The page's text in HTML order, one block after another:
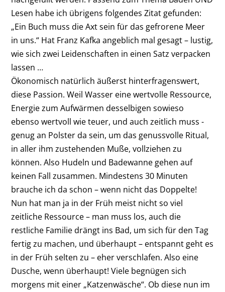
Lesen habe ich ­übrigens folgendes Zitat gefunden:
„Ein Buch muss die Axt sein für das gefrorene Meer
in uns.“ Hat Franz Kafka angeblich mal gesagt – lustig,
wie sich zwei Leidenschaften in ­einen Satz verpacken
lassen …
Ökonomisch natürlich äußerst hinterfragenswert,
diese ­Passion. Weil Wasser eine wertvolle Ressource,
Energie zum Aufwärmen desselbigen sowieso
ebenso wertvoll wie teuer, und auch zeitlich muss ­
genug an Polster da sein, um das genussvolle Ritual,
in aller ihm zustehenden Muße, vollziehen zu
können. Also Hudeln und Badewanne gehen auf
keinen Fall zusammen. Mindestens 30 Minuten
brauche ich da schon – wenn nicht das Doppelte!
Nun hat man ja in der Früh meist nicht so viel
zeitliche Ressource – man muss los, auch die
restliche Familie drängt ins Bad, um sich für den Tag
fertig zu machen, und überhaupt – entspannt geht es
in der Früh selten zu – eher verschlafen. Also eine
Dusche, wenn überhaupt! Viele begnügen sich
morgens mit einer „Katzenwäsche“. Ob diese nun im